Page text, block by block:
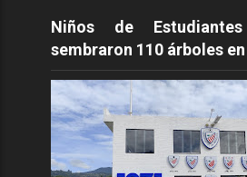
Niños de
sembraron 110 árboles